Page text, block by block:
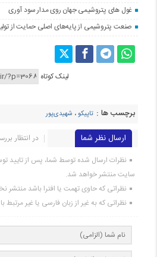
غول های پتروشیمی جهان روی مدار سود آوری
صنعت پتروشیمی از پایه‌های اصلی حمایت از
لینک کوتاه
برچسب ها : تاپیکو، شهیدی‌پور
ارسال نظر شما
در انتظار
نظرات ارسال شده توسط شما، پس از تایید
سایت منتشر خواهد شد.
نظراتی که حاوی تهمت یا افترا باشد منتشر
نظراتی که به غیر از زبان فارسی یا غیر